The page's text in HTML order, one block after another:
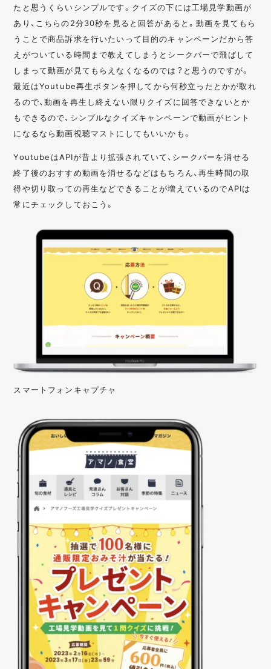
たと思うくらいシンプルです。クイズの下には工場見学動画が
あり、こちらの2分30秒を見ると回答があると。動画を見てもら
うことで商品訴求を行いたいって目的のキャンペーンだから答
えがついている時間まで教えてしまうとシークバーで飛ばして
しまって動画が見てもらえなくなるのでは？と思うのですが。
最近はYoutube再生ボタンを押してから何秒立ったとかが取れ
るので、動画を再生し終えない限りクイズに回答できないとか
もできるので、シンプルなクイズキャンペーンで動画がヒント
になるなら動画視聴マストにしてもいいかも。
YoutubeはAPIが昔より拡張されていて、シークバーを消せる
終了後のおすすめ動画を消せるなどはもちろん、再生時間の取
得や切り取っての再生などできることが増えているのでAPIは
常にチェックしておこう。
スマートフォンキャプチャ